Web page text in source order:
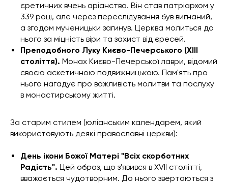
єретичних вчень аріанства. Він став патріархом у
339 році, але через переслідування був вигнаний,
а згодом мученицьки загинув. Церква молиться до
нього за міцність віри та захист від єресей.
Преподобного Луку Києво-Печерського (XIII
століття). Монах Києво-Печерської лаври, відомий
своєю аскетичною подвижницькою. Пам'ять про
нього нагадує про важливість молитви та послуху
в монастирському житті.
За старим стилем (юліанським календарем, який
використовують деякі православні церкви):
День ікони Божої Матері "Всіх скорботних
Радість". Цей образ, що з'явився в XVII столітті,
вважається чудотворним. До нього звертаються з